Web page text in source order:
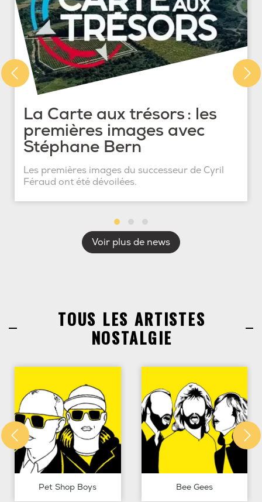
La Carte aux trésors : les
premières images avec
Stéphane Bern
Les premières images du successeur de Cyril
Féraud ont été dévoilées.
Voir plus de news
TOUS LES ARTISTES
NOSTALGIE
Pet Shop Boys Bee Gees